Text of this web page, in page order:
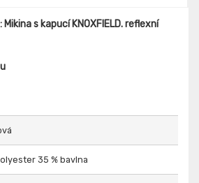
s kapucí KNOXFIELD. reflexní
35 % bavlna